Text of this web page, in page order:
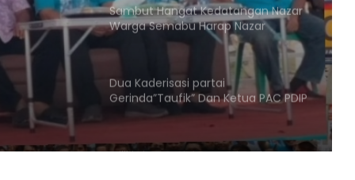
Sambut Hangat Kedatangan Nazar
Warga Semabu Harap Nazar
Menang di Pilkada Tebo
Dua Kaderisasi partai
Gerinda”Taufik” Dan Ketua PAC PDIP
Siap Menangkan AGUS-NAZAR
Miliki Jiwa Sosial yang Tinggi,ARB-